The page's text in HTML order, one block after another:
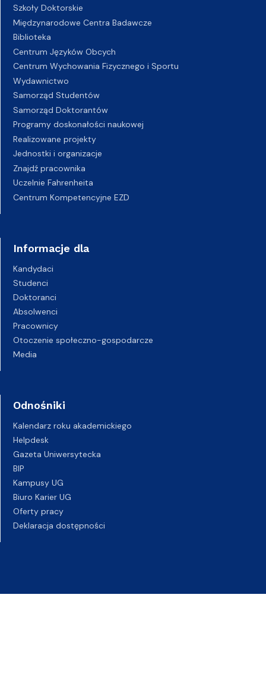
Szkoły Doktorskie
Międzynarodowe Centra Badawcze
Biblioteka
Centrum Języków Obcych
Centrum Wychowania Fizycznego i Sportu
Wydawnictwo
Samorząd Studentów
Samorząd Doktorantów
Programy doskonałości naukowej
Realizowane projekty
Jednostki i organizacje
Znajdź pracownika
Uczelnie Fahrenheita
Centrum Kompetencyjne EZD
Informacje dla
Kandydaci
Studenci
Doktoranci
Absolwenci
Pracownicy
Otoczenie społeczno-gospodarcze
Media
Odnośniki
Kalendarz roku akademickiego
Helpdesk
Gazeta Uniwersytecka
BIP
Kampusy UG
Biuro Karier UG
Oferty pracy
Deklaracja dostępności